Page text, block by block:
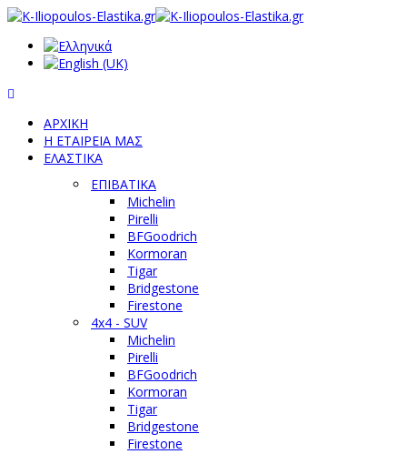
ΑΡΧΙΚΗ
Η ΕΤΑΙΡΕΙΑ ΜΑΣ
ΕΛΑΣΤΙΚΑ
ΕΠΙΒΑΤΙΚΑ
Michelin
Pirelli
BFGoodrich
Kormoran
Tigar
Bridgestone
Firestone
4x4 - SUV
Michelin
Pirelli
BFGoodrich
Kormoran
Tigar
Bridgestone
Firestone